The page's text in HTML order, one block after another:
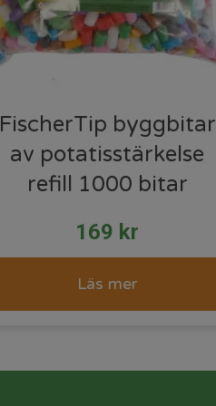
FischerTip byggbitar
av potatisstärkelse
refill 1000 bitar
169 kr
Läs mer